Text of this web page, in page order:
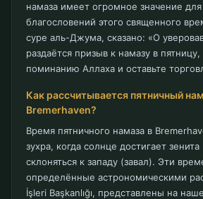
намаза имеет огромное значение
благословений этого священного
суре аль-Джума, сказано: «О
раздаётся призыв к намазу в
поминанию Аллаха и оставьте
Как рассчитывается пятничный
Bremerhaven?
Время пятничного намаза в
зухра, когда солнце достигает
склоняться к западу (завал). Эти
определённые астрономическими
İşleri Başkanlığı, представлены на